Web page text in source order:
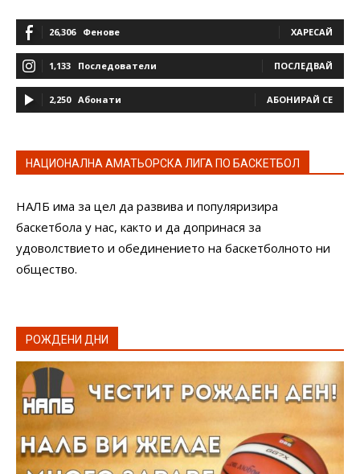
26,306 Фенове ХАРЕСАЙ
1,133 Последователи ПОСЛЕДВАЙ
2,250 Абонати АБОНИРАЙ СЕ
НАЦИОНАЛНА АМАТЬОРСКА ЛИГА ПО БАСКЕТБОЛ
НАЛБ има за цел да развива и популяризира
баскетбола у нас, както и да допринася за
удоволствието и обединението на баскетболното ни
общество.
РОЖДЕНИ ДНИ